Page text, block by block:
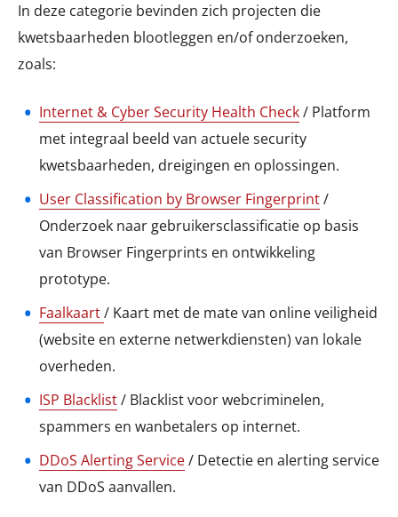
In deze categorie bevinden zich projecten die
kwetsbaarheden blootleggen en/of onderzoeken,
zoals:
Internet & Cyber Security Health Check/ Platform
met integraal beeld van actuele security
kwetsbaarheden, dreigingen en oplossingen.
User Classification by Browser Fingerprint/
Onderzoek naar gebruikersclassificatie op basis
van Browser Fingerprints en ontwikkeling
prototype.
Faalkaart/ Kaart met de mate van online veiligheid
(website en externe netwerkdiensten) van lokale
overheden.
ISP Blacklist/ Blacklist voor webcriminelen,
spammers en wanbetalers op internet.
DDoS Alerting Service/ Detectie en alerting service
van DDoS aanvallen.